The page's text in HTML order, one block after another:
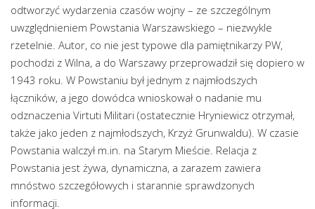
odtworzyć wydarzenia czasów wojny – ze szczególnym
uwzględnieniem Powstania Warszawskiego – niezwykle
rzetelnie. Autor, co nie jest typowe dla pamiętnikarzy PW,
pochodzi z Wilna, a do Warszawy przeprowadził się dopiero w
1943 roku. W Powstaniu był jednym z najmłodszych
łączników, a jego dowódca wnioskował o nadanie mu
odznaczenia Virtuti Militari (ostatecznie Hryniewicz otrzymał,
także jako jeden z najmłodszych, Krzyż Grunwaldu). W czasie
Powstania walczył m.in. na Starym Mieście. Relacja z
Powstania jest żywa, dynamiczna, a zarazem zawiera
mnóstwo szczegółowych i starannie sprawdzonych
informacji.